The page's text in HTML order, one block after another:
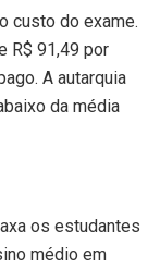
custo do exame.
R$ 91,49 por
A autarquia
da média
os estudantes
médio em